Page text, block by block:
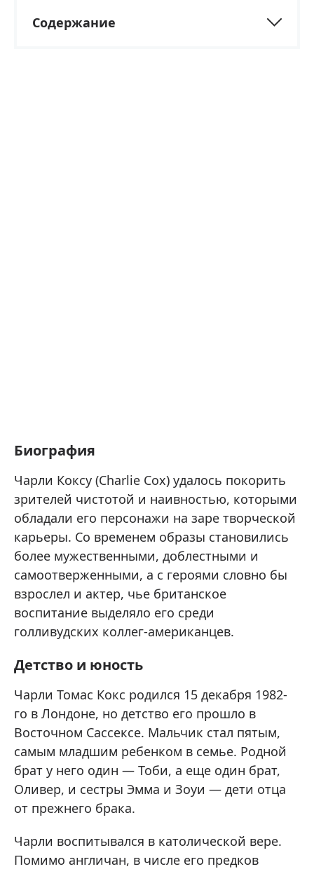
Содержание
Биография
Чарли Коксу (Charlie Cox) удалось покорить
зрителей чистотой и наивностью, которыми
обладали его персонажи на заре творческой
карьеры. Со временем образы становились
более мужественными, доблестными и
самоотверженными, а с героями словно бы
взрослел и актер, чье британское
воспитание выделяло его среди
голливудских коллег-американцев.
Детство и юность
Чарли Томас Кокс родился 15 декабря 1982-
го в Лондоне, но детство его прошло в
Восточном Сассексе. Мальчик стал пятым,
самым младшим ребенком в семье. Родной
брат у него один — Тоби, а еще один брат,
Оливер, и сестры Эмма и Зоуи — дети отца
от прежнего брака.
Чарли воспитывался в католической вере.
Помимо англичан, в числе его предков